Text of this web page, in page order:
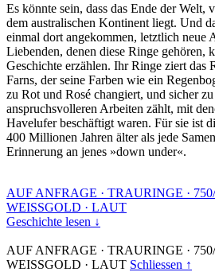
Es könnte sein, dass das Ende der Welt,
dem australischen Kontinent liegt. Und
einmal dort angekommen, letztlich neue
Liebenden, denen diese Ringe gehören,
Geschichte erzählen. Ihr Ringe ziert das
Farns, der seine Farben wie ein
zu Rot und Rosé changiert, und sicher
anspruchsvolleren Arbeiten zählt, mit
Havelufer beschäftigt waren. Für sie ist
400 Millionen Jahren älter als jede
Erinnerung an jenes »down under«.
AUF ANFRAGE · TRAURINGE ·
WEISSGOLD · LAUT
Geschichte lesen ↓
AUF ANFRAGE · TRAURINGE ·
WEISSGOLD · LAUT Schliessen ↑